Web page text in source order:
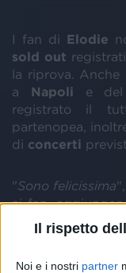
Il rispetto
Noi e i nostri partner
I fan di Elodie
sold out
la riprova.
a Napoli e del
registrato il
partenopea,
di concerti
"Sono felicissima
ai fan,
quanti! Ci